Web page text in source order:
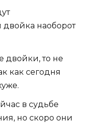
двойка наоборот
двой­ки, то не
как се­год­ня
в судьбе
но скоро они